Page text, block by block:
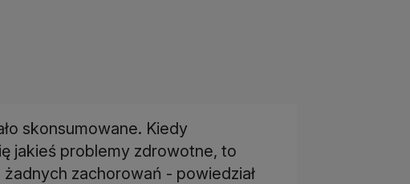
skonsumowane. Kiedy
jakieś problemy zdrowotne, to
zachorowań - powiedział